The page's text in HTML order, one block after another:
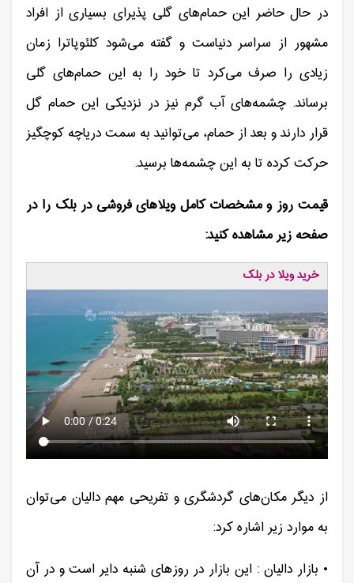
در حال حاضر این حمام‌های گلی پذیرای بسیاری از افراد
مشهور از سراسر دنیاست و گفته می‌شود کلئوپاترا زمان
زیادی را صرف می‌کرد تا خود را به این حمام‌های گلی
برساند. چشمه‌های آب گرم نیز در نزدیکی این حمام گل
قرار دارند و بعد از حمام، می‌توانید به سمت دریاچه کوچگیز
حرکت کرده تا به این چشمه‌ها برسید.
قیمت روز و مشخصات کامل ویلاهای فروشی در بلک را در
صفحه زیر مشاهده کنید:
خرید ویلا در بلک
از دیگر مکان‌های گردشگری و تفریحی مهم دالیان می‌توان
به موارد زیر اشاره کرد:
• بازار دالیان : این بازار در روزهای شنبه دایر است و در آن